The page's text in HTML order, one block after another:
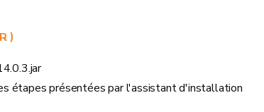
)
étapes présentées par l'assistant d'installation